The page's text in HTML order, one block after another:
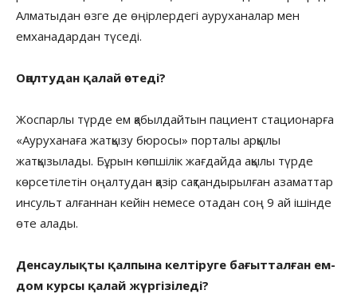
Алматыдан өзге де өңірлердегі ауруханалар мен
емханадардан түседі.
Оңалтудан қалай өтеді?
Жоспарлы түрде ем қабылдайтын пациент стационарға
«Ауруханаға жатқызу бюросы» порталы арқылы
жатқызылады. Бұрын көпшілік жағдайда ақылы түрде
көрсетілетін оңалтудан қазір сақтандырылған азаматтар
инсульт алғаннан кейін немесе отадан соң 9 ай ішінде
өте алады.
Денсаулықты қалпына келтіруге бағытталған ем-
дом курсы қалай жүргізіледі?